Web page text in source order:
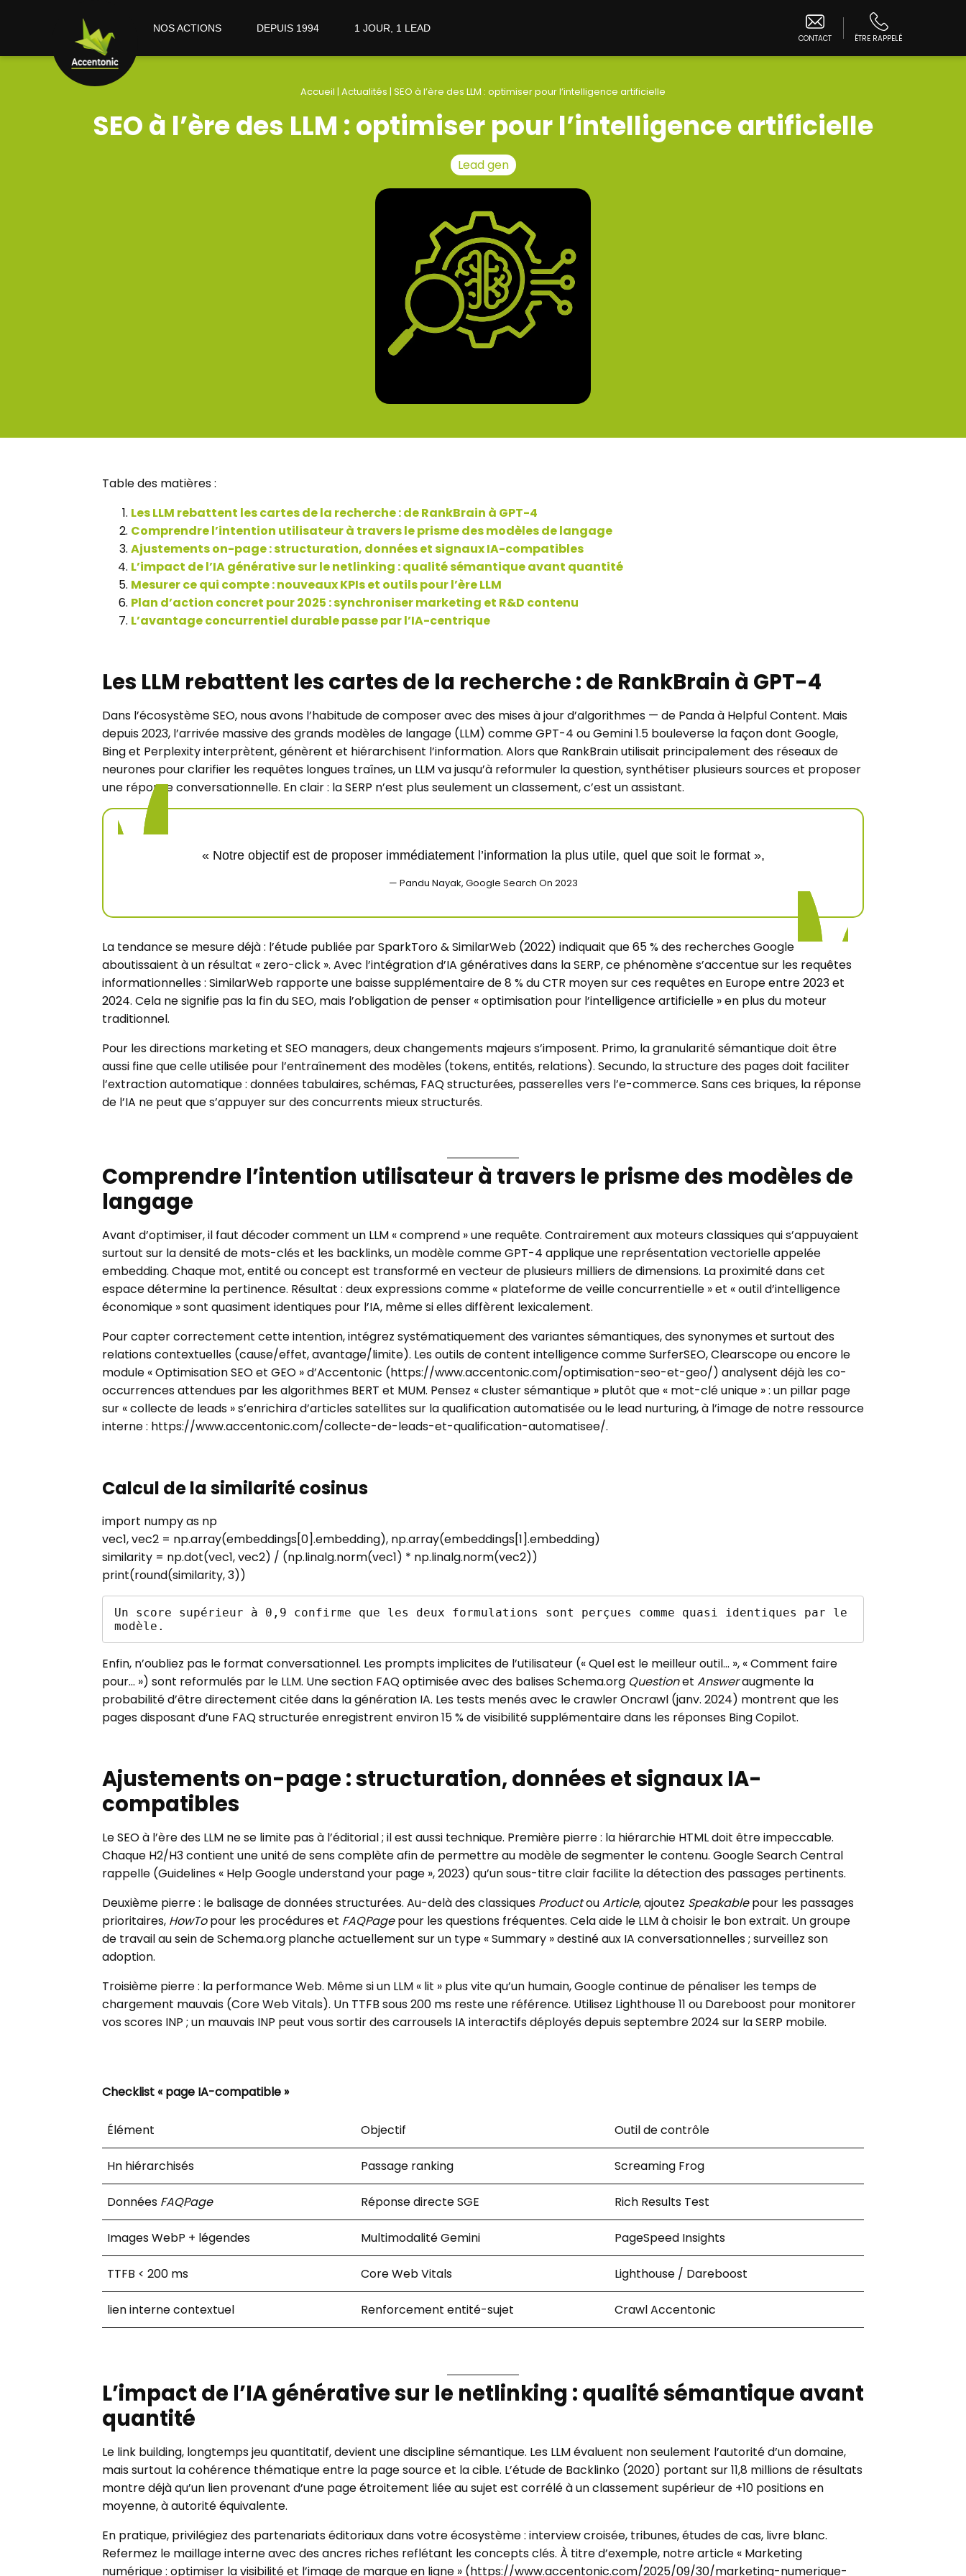
NOS ACTIONS DEPUIS 1994 1 JOUR, 1 LEAD
CONTACT ÊTRE RAPPELÉ
Accueil | Actualités | SEO à l’ère des LLM : optimiser pour l’intelligence artificielle
SEO à l’ère des LLM : optimiser pour l’intelligence artificielle
Lead gen
Table des matières :
Les LLM rebattent les cartes de la recherche : de RankBrain à GPT-4
Comprendre l’intention utilisateur à travers le prisme des modèles de langage
Ajustements on-page : structuration, données et signaux IA-compatibles
L’impact de l’IA générative sur le netlinking : qualité sémantique avant quantité
Mesurer ce qui compte : nouveaux KPIs et outils pour l’ère LLM
Plan d’action concret pour 2025 : synchroniser marketing et R&D contenu
L’avantage concurrentiel durable passe par l’IA-centrique
Les LLM rebattent les cartes de la recherche : de RankBrain à GPT-4
Dans l’écosystème SEO, nous avons l’habitude de composer avec des mises à jour d’algorithmes — de Panda à Helpful Content. Mais
depuis 2023, l’arrivée massive des grands modèles de langage (LLM) comme GPT-4 ou Gemini 1.5 bouleverse la façon dont Google,
Bing et Perplexity interprètent, génèrent et hiérarchisent l’information. Alors que RankBrain utilisait principalement des réseaux de
neurones pour clarifier les requêtes longues traînes, un LLM va jusqu’à reformuler la question, synthétiser plusieurs sources et proposer
une réponse conversationnelle. En clair : la SERP n’est plus seulement un classement, c’est un assistant.
« Notre objectif est de proposer immédiatement l’information la plus utile, quel que soit le format »,
— Pandu Nayak, Google Search On 2023
La tendance se mesure déjà : l’étude publiée par SparkToro & SimilarWeb (2022) indiquait que 65 % des recherches Google
aboutissaient à un résultat « zero-click ». Avec l’intégration d’IA génératives dans la SERP, ce phénomène s’accentue sur les requêtes
informationnelles : SimilarWeb rapporte une baisse supplémentaire de 8 % du CTR moyen sur ces requêtes en Europe entre 2023 et
2024. Cela ne signifie pas la fin du SEO, mais l’obligation de penser « optimisation pour l’intelligence artificielle » en plus du moteur
traditionnel.
Pour les directions marketing et SEO managers, deux changements majeurs s’imposent. Primo, la granularité sémantique doit être
aussi fine que celle utilisée pour l’entraînement des modèles (tokens, entités, relations). Secundo, la structure des pages doit faciliter
l’extraction automatique : données tabulaires, schémas, FAQ structurées, passerelles vers l’e-commerce. Sans ces briques, la réponse
de l’IA ne peut que s’appuyer sur des concurrents mieux structurés.
Comprendre l’intention utilisateur à travers le prisme des modèles de
langage
Avant d’optimiser, il faut décoder comment un LLM « comprend » une requête. Contrairement aux moteurs classiques qui s’appuyaient
surtout sur la densité de mots-clés et les backlinks, un modèle comme GPT-4 applique une représentation vectorielle appelée
embedding. Chaque mot, entité ou concept est transformé en vecteur de plusieurs milliers de dimensions. La proximité dans cet
espace détermine la pertinence. Résultat : deux expressions comme « plateforme de veille concurrentielle » et « outil d’intelligence
économique » sont quasiment identiques pour l’IA, même si elles diffèrent lexicalement.
Pour capter correctement cette intention, intégrez systématiquement des variantes sémantiques, des synonymes et surtout des
relations contextuelles (cause/effet, avantage/limite). Les outils de content intelligence comme SurferSEO, Clearscope ou encore le
module « Optimisation SEO et GEO » d’Accentonic (https://www.accentonic.com/optimisation-seo-et-geo/) analysent déjà les co-
occurrences attendues par les algorithmes BERT et MUM. Pensez « cluster sémantique » plutôt que « mot-clé unique » : un pillar page
sur « collecte de leads » s’enrichira d’articles satellites sur la qualification automatisée ou le lead nurturing, à l’image de notre ressource
interne : https://www.accentonic.com/collecte-de-leads-et-qualification-automatisee/.
Calcul de la similarité cosinus
import numpy as np
vec1, vec2 = np.array(embeddings[0].embedding), np.array(embeddings[1].embedding)
similarity = np.dot(vec1, vec2) / (np.linalg.norm(vec1) * np.linalg.norm(vec2))
print(round(similarity, 3))
Un score supérieur à 0,9 confirme que les deux formulations sont perçues comme quasi identiques par le
Enfin, n’oubliez pas le format conversationnel. Les prompts implicites de l’utilisateur (« Quel est le meilleur outil… », « Comment faire
pour… ») sont reformulés par le LLM. Une section FAQ optimisée avec des balises Schema.org Questionet Answeraugmente la
probabilité d’être directement citée dans la génération IA. Les tests menés avec le crawler Oncrawl (janv. 2024) montrent que les
pages disposant d’une FAQ structurée enregistrent environ 15 % de visibilité supplémentaire dans les réponses Bing Copilot.
Ajustements on-page : structuration, données et signaux IA-
compatibles
Le SEO à l’ère des LLM ne se limite pas à l’éditorial ; il est aussi technique. Première pierre : la hiérarchie HTML doit être impeccable.
Chaque H2/H3 contient une unité de sens complète afin de permettre au modèle de segmenter le contenu. Google Search Central
rappelle (Guidelines « Help Google understand your page », 2023) qu’un sous-titre clair facilite la détection des passages pertinents.
Deuxième pierre : le balisage de données structurées. Au-delà des classiques ProductouArticle, ajoutez Speakablepour les passages
prioritaires, HowTopour les procédures et FAQPagepour les questions fréquentes. Cela aide le LLM à choisir le bon extrait. Un groupe
de travail au sein de Schema.org planche actuellement sur un type « Summary » destiné aux IA conversationnelles ; surveillez son
adoption.
Troisième pierre : la performance Web. Même si un LLM « lit » plus vite qu’un humain, Google continue de pénaliser les temps de
chargement mauvais (Core Web Vitals). Un TTFB sous 200 ms reste une référence. Utilisez Lighthouse 11 ou Dareboost pour monitorer
vos scores INP ; un mauvais INP peut vous sortir des carrousels IA interactifs déployés depuis septembre 2024 sur la SERP mobile.
Checklist « page IA-compatible »
Élément Objectif Outil de contrôle
Hn hiérarchisés Passage ranking Screaming Frog
Données FAQPage Réponse directe SGE Rich Results Test
Images WebP + légendes Multimodalité Gemini PageSpeed Insights
TTFB < 200 ms Core Web Vitals Lighthouse / Dareboost
lien interne contextuel Renforcement entité-sujet Crawl Accentonic
L’impact de l’IA générative sur le netlinking : qualité sémantique avant
quantité
Le link building, longtemps jeu quantitatif, devient une discipline sémantique. Les LLM évaluent non seulement l’autorité d’un domaine,
mais surtout la cohérence thématique entre la page source et la cible. L’étude de Backlinko (2020) portant sur 11,8 millions de résultats
montre déjà qu’un lien provenant d’une page étroitement liée au sujet est corrélé à un classement supérieur de +10 positions en
moyenne, à autorité équivalente.
En pratique, privilégiez des partenariats éditoriaux dans votre écosystème : interview croisée, tribunes, études de cas, livre blanc.
Refermez le maillage interne avec des ancres riches reflétant les concepts clés. À titre d’exemple, notre article « Marketing
numérique : optimiser la visibilité et l’image de marque en ligne » (https://www.accentonic.com/2025/09/30/marketing-numerique-